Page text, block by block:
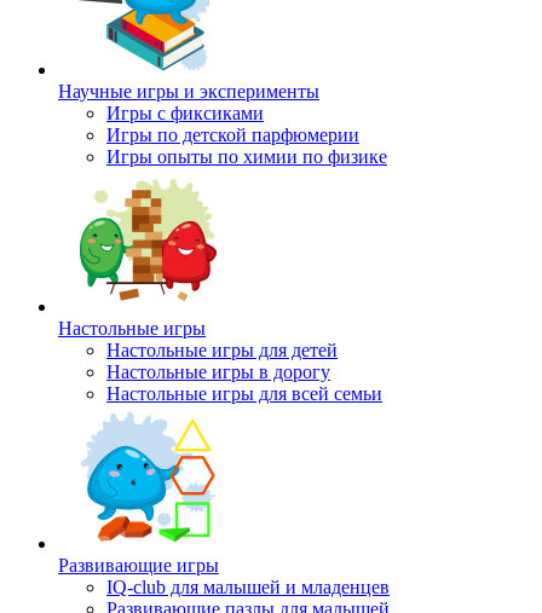
Научные игры и эксперименты
Игры с фиксиками
Игры по детской парфюмерии
Игры опыты по химии по физике
Настольные игры
Настольные игры для детей
Настольные игры в дорогу
Настольные игры для всей семьи
Развивающие игры
IQ-club для малышей и младенцев
Развивающие пазлы для малышей